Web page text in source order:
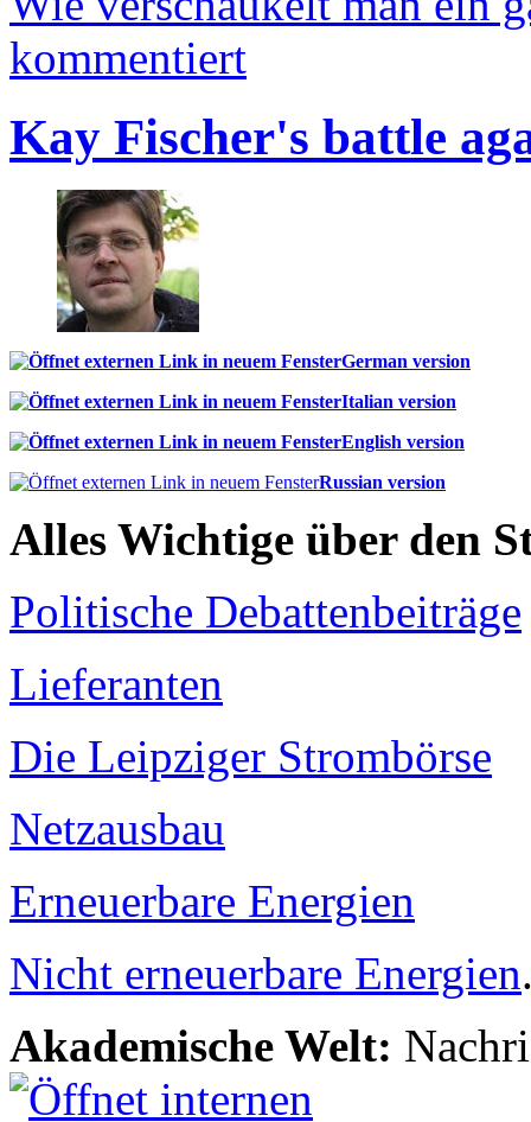
kommentiert
Kay Fischer's battle
German version
Italian version
English version
Russian version
Alles Wichtige über den
Politische Debattenbeiträge
Lieferanten
Die Leipziger Strombörse
Netzausbau
Erneuerbare Energien
Nicht erneuerbare Energien
Akademische Welt: